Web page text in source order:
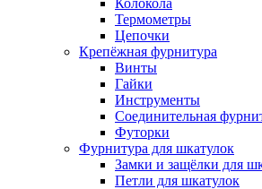
Термометры
Цепочки
Крепёжная фурнитура
Винты
Гайки
Инструменты
Соединительная
Футорки
Фурнитура для шкатулок
Замки и защёлки для
Петли для шкатулок